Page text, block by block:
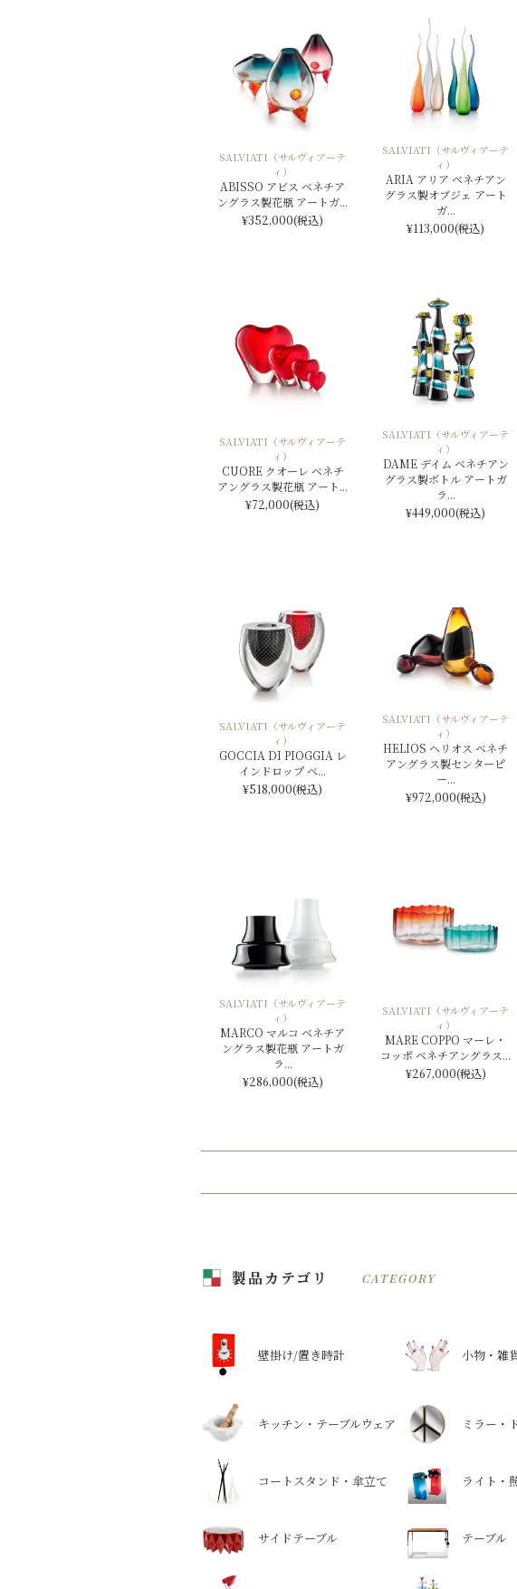
SALVIATI（サルヴィアーテ
ィ）
ABISSO アビス ベネチア
ングラス製花瓶 アートガ...
¥352,000(税込)
SALVIATI（サルヴィアーテ
ィ）
ARIA アリア ベネチアン
グラス製オブジェ アート
ガ...
¥113,000(税込)
SALVIATI（サルヴィアーテ
ィ）
CUORE クオーレ ベネチ
アングラス製花瓶 アート...
¥72,000(税込)
SALVIATI（サルヴィアーテ
ィ）
DAME デイム ベネチアン
グラス製ボトル アートガ
ラ...
¥449,000(税込)
SALVIATI（サルヴィアーテ
ィ）
GOCCIA DI PIOGGIA レ
インドロップ ベ...
¥518,000(税込)
SALVIATI（サルヴィアーテ
ィ）
HELIOS ヘリオス ベネチ
アングラス製センターピ
ー...
¥972,000(税込)
SALVIATI（サルヴィアーテ
ィ）
MARCO マルコ ベネチア
ングラス製花瓶 アートガ
ラ...
¥286,000(税込)
SALVIATI（サルヴィアーテ
ィ）
MARE COPPO マーレ・
コッポ ベネチアングラス...
¥267,000(税込)
稿
ゲ
シ
ョ
製品カテゴリ CATEGORY
壁掛け/置き時計 小物・雑
キッチン・テーブルウェア ミラー・
コートスタンド・傘立て ライト・
サイドテーブル テーブル